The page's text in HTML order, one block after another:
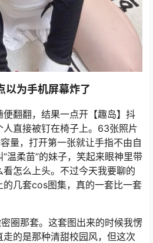
以为手机屏幕炸了
翻翻，结果一点开【趣岛】抖
直接被钉在椅子上。63张照片
量，打开第一张就让手指不由自
温柔苗”的妹子，笑起来眼神里带
怎么上头。不过今天我要聊的
几套cos图集，真的一套比一套
圈那套。这套图出来的时候我愣
的是那种清甜校园风，但这次